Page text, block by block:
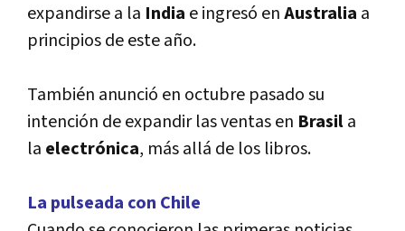
expandirse a la India e ingresó enAustralia a
principios de este año.
También anunció en octubre pasado su
intención de expandir las ventas en Brasila
la electrónica, más allá de los libros.
La pulseada con Chile